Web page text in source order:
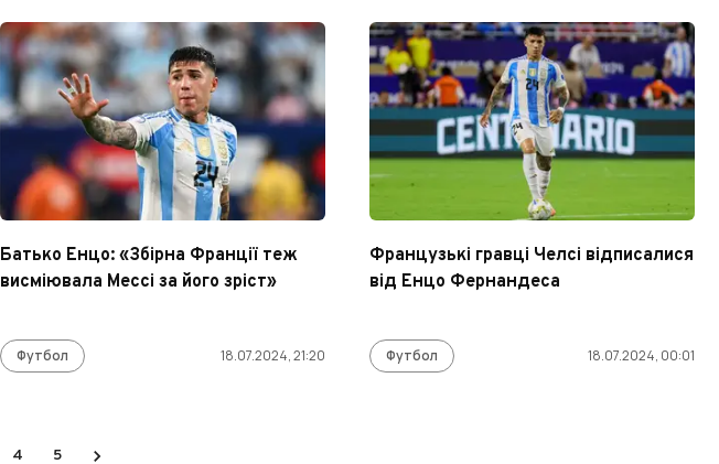
Батько Енцо: «Збірна Франції теж
висміювала Мессі за його зріст»
Футбол 18.07.2024, 21:20
Французькі гравці Челсі відписалися
від Енцо Фернандеса
Футбол 18.07.2024, 00:01
4 5